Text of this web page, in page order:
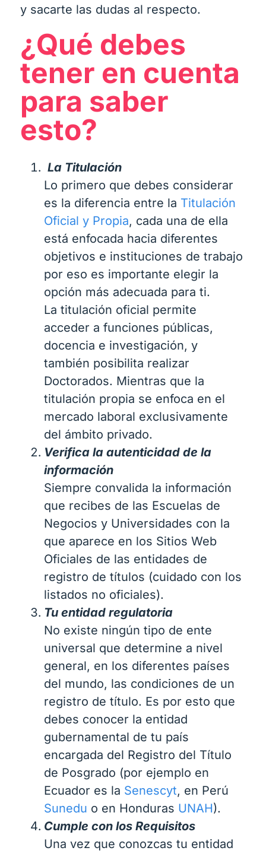
y sacarte las dudas al respecto.
¿Qué debes
tener en cuenta
para saber
esto?
La Titulación
Lo primero que debes considerar
es la diferencia entre la Titulación
Oficial y Propia, cada una de ella
está enfocada hacia diferentes
objetivos e instituciones de trabajo
por eso es importante elegir la
opción más adecuada para ti.
La titulación oficial permite
acceder a funciones públicas,
docencia e investigación, y
también posibilita realizar
Doctorados. Mientras que la
titulación propia se enfoca en el
mercado laboral exclusivamente
del ámbito privado.
Verifica la autenticidad de la
información
Siempre convalida la información
que recibes de las Escuelas de
Negocios y Universidades con la
que aparece en los Sitios Web
Oficiales de las entidades de
registro de títulos (cuidado con los
listados no oficiales).
Tu entidad regulatoria
No existe ningún tipo de ente
universal que determine a nivel
general, en los diferentes países
del mundo, las condiciones de un
registro de título. Es por esto que
debes conocer la entidad
gubernamental de tu país
encargada del Registro del Título
de Posgrado (por ejemplo en
Ecuador es la Senescyt, en Perú
Sunedu o en Honduras UNAH).
Cumple con los Requisitos
Una vez que conozcas tu entidad